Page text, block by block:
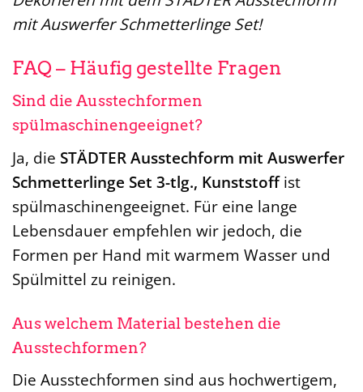
mit Auswerfer Schmetterlinge Set!
FAQ – Häufig gestellte Fragen
Sind die Ausstechformen
spülmaschinengeeignet?
Ja, die STÄDTER Ausstechform mit Auswerfer
Schmetterlinge Set 3-tlg., Kunststoffist
spülmaschinengeeignet. Für eine lange
Lebensdauer empfehlen wir jedoch, die
Formen per Hand mit warmem Wasser und
Spülmittel zu reinigen.
Aus welchem Material bestehen die
Ausstechformen?
Die Ausstechformen sind aus hochwertigem,